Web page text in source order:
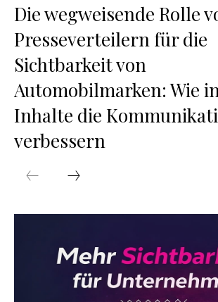
Die wegweisende Rolle
Presseverteilern für die
Sichtbarkeit von
Automobilmarken: Wie
Inhalte die
verbessern